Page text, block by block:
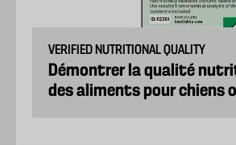
VERIFIED NUTRITIONAL QUALITY
Démontrer la qualité
des aliments pour chiens